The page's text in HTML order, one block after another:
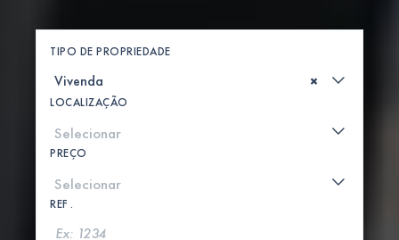
TIPO DE PROPRIEDADE
×
LOCALIZAÇÃO
PREÇO
REF .